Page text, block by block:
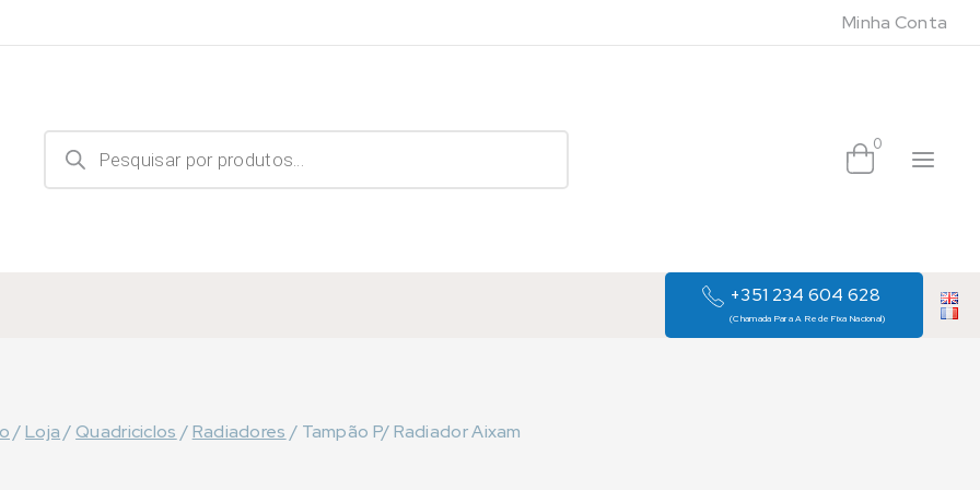
Minha Conta
Products
search 0
+351 234 604 628
(Chamada Para A Rede Fixa Nacional)
/Loja /Quadriciclos /Radiadores / Tampão P/ Radiador Aixam